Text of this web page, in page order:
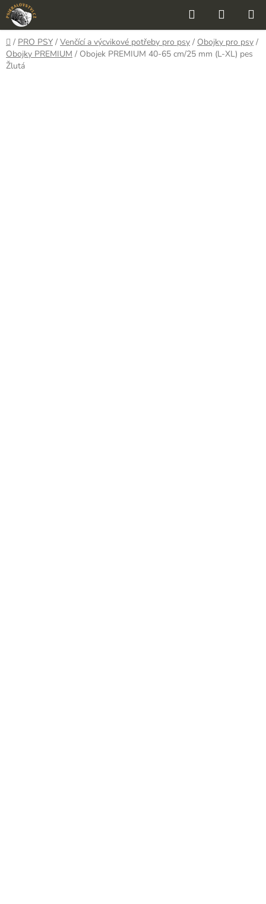
Přejít
na
obsah
Hledat
KOŠÍK
Domů
/ PRO PSY / Venčící a výcvikové potřeby pro psy / Obojky pro psy /
Obojky PREMIUM / Obojek PREMIUM 40-65 cm/25 mm (L-XL) pes
Žlutá